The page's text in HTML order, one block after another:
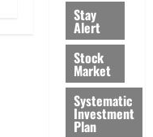
Stay
Alert
Stock
Market
Systematic
Investment
Plan